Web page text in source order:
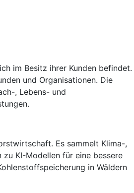
im Besitz ihrer Kunden befindet.
und Organisationen. Die
, Lebens- und
Es sammelt Klima-,
KI-Modellen für eine bessere
in Wäldern